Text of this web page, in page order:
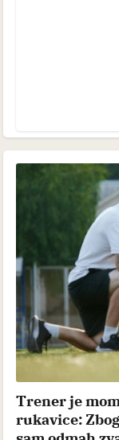
Trener je
rukavice: